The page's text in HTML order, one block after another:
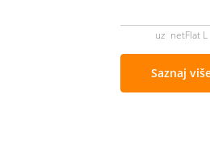
uz netFlat L
Saznaj